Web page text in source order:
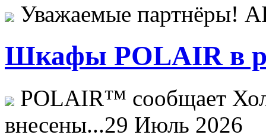
Уважаемые
Шкафы POLAIR в
POLAIR™ сообщает
внесены...29 Июль 2026